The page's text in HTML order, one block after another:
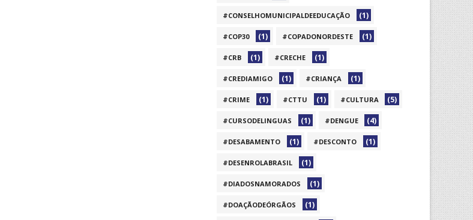
#CONSELHOMUNICIPALDEEDUCAÇÃO (1)
#COP30 (1) #COPADONORDESTE (1)
#CRB (1) #CRECHE (1)
#CREDIAMIGO (1) #CRIANÇA (1)
#CRIME (1) #CTTU (1) #CULTURA (5)
#CURSODELINGUAS (1) #DENGUE (4)
#DESABAMENTO (1) #DESCONTO (1)
#DESENROLABRASIL (1)
#DIADOSNAMORADOS (1)
#DOAÇÃODEÓRGÃOS (1)